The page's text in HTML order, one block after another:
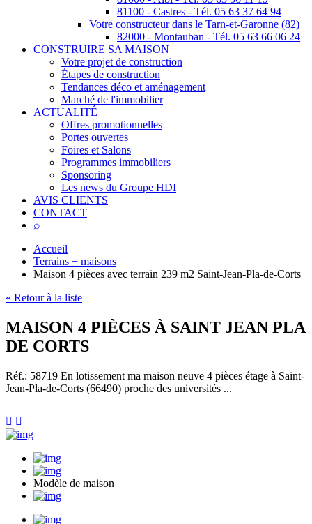
81100 - Castres - Tél. 05 63 37 64 94
Votre constructeur dans le Tarn-et-Garonne (82)
82000 - Montauban - Tél. 05 63 66 06 24
CONSTRUIRE SA MAISON
Votre projet de construction
Étapes de construction
Tendances déco et aménagement
Marché de l'immobilier
ACTUALITÉ
Offres promotionnelles
Portes ouvertes
Foires et Salons
Programmes immobiliers
Sponsoring
Les news du Groupe HDI
AVIS CLIENTS
CONTACT
⌕
Accueil
Terrains + maisons
Maison 4 pièces avec terrain 239 m2 Saint-Jean-Pla-de-Corts
« Retour à la liste
MAISON 4 PIÈCES À SAINT JEAN PLA
DE CORTS
Réf.: 58719 En lotissement ma maison neuve 4 pièces étage à Saint-
Jean-Pla-de-Corts (66490) proche des universités ...
 
Modèle de maison